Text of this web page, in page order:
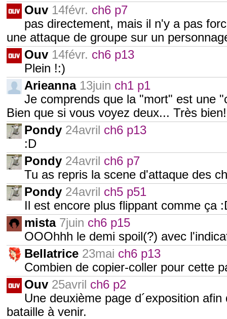
Ouv 14févr. ch6 p7
pas directement, mais il n'y a pas
une attaque de groupe sur un
Ouv 14févr. ch6 p13
Plein !:)
Arieanna 13juin ch1 p1
Je comprends que la "mort" est une
Bien que si vous voyez deux... Très
Pondy 24avril ch6 p13
:D
Pondy 24avril ch6 p7
Tu as repris la scene d'attaque des
Pondy 24avril ch5 p51
Il est encore plus flippant comme ça
mista 7juin ch6 p15
OOOhhh le demi spoil(?) avec
Bellatrice 23mai ch6 p13
Combien de copier-coller pour cette
Ouv 25avril ch6 p2
Une deuxième page d´exposition
bataille à venir.